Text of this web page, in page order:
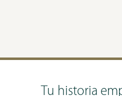
Tu historia